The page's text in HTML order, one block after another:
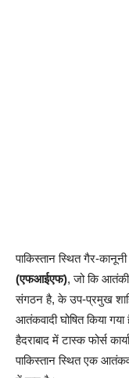
पाकिस्तान स्थित गैर-
(एफआईएफ), जो कि
संगठन है, के उप-प्रमुख
आतंकवादी घोषित किया
हैदराबाद में टास्क फोर्स
पाकिस्तान स्थित एक